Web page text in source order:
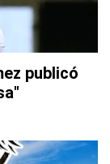
publicó